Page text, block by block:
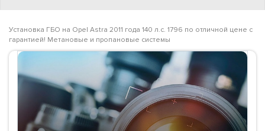
Установка ГБО на Opel Astra 2011 года 140 л.с. 1796 по отличной цене с
гарантией! Метановые и пропановые системы